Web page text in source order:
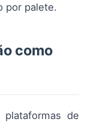
por palete.
como
de